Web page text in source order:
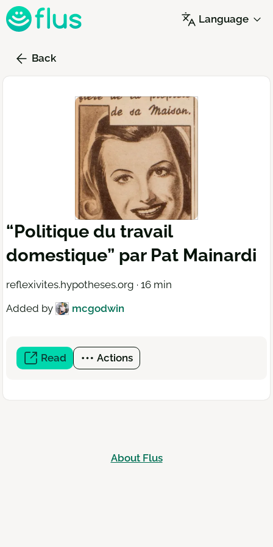
Skip
to
content
Language
Back
“Politique du travail
domestique” par Pat Mainardi
reflexivites.hypotheses.org · 16 min
Added by
mcgodwin
Read (open
a
window)
Actions
About Flus